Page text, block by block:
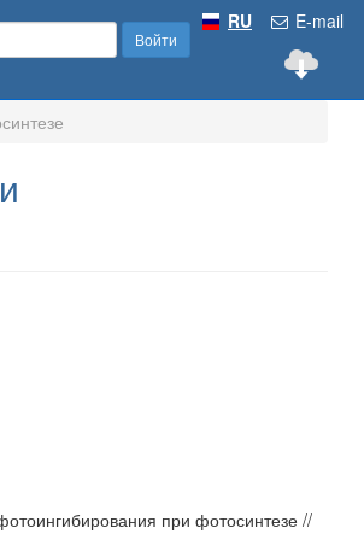
E-mail
RU
Войти
при фотосинтезе //